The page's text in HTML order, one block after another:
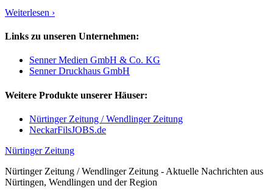
Weiterlesen ›
Links zu unseren Unternehmen:
Senner Medien GmbH & Co. KG
Senner Druckhaus GmbH
Weitere Produkte unserer Häuser:
Nürtinger Zeitung / Wendlinger Zeitung
NeckarFilsJOBS.de
Nürtinger Zeitung
Nürtinger Zeitung / Wendlinger Zeitung - Aktuelle Nachrichten aus
Nürtingen, Wendlingen und der Region